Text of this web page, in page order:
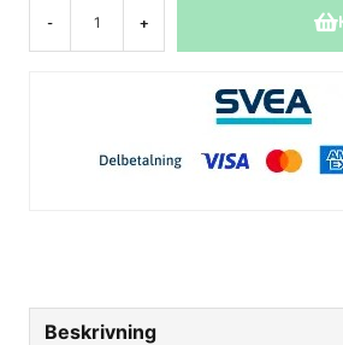
- +
Beskrivning